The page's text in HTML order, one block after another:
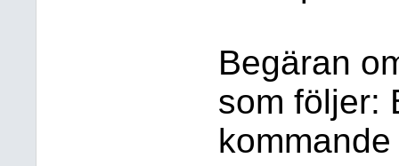
Begäran
som följer: